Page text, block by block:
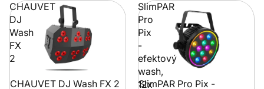
CHAUVET
DJ
Wash
FX
2
CHAUVET DJ Wash FX 2
SlimPAR
Pro
Pix
-
efektový
wash,
12x
SlimPAR Pro Pix -